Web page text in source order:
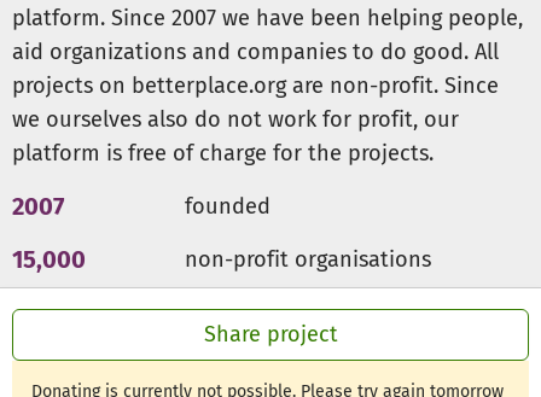
Share project
Donating is currently not possible. Please try again tomorrow
platform. Since 2007 we have been helping people,
aid organizations and companies to do good. All
projects on betterplace.org are non-profit. Since
we ourselves also do not work for profit, our
platform is free of charge for the projects.
2007 founded
15,000 non-profit organisations
300m € for a good cause